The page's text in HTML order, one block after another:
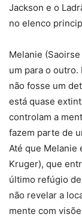
Jackson e o
no elenco
Melanie
um para o outro.
não fosse um
está quase
controlam a
fazem parte de
Até que Melanie
Kruger), que
último refúgio
não revelar a
mente com